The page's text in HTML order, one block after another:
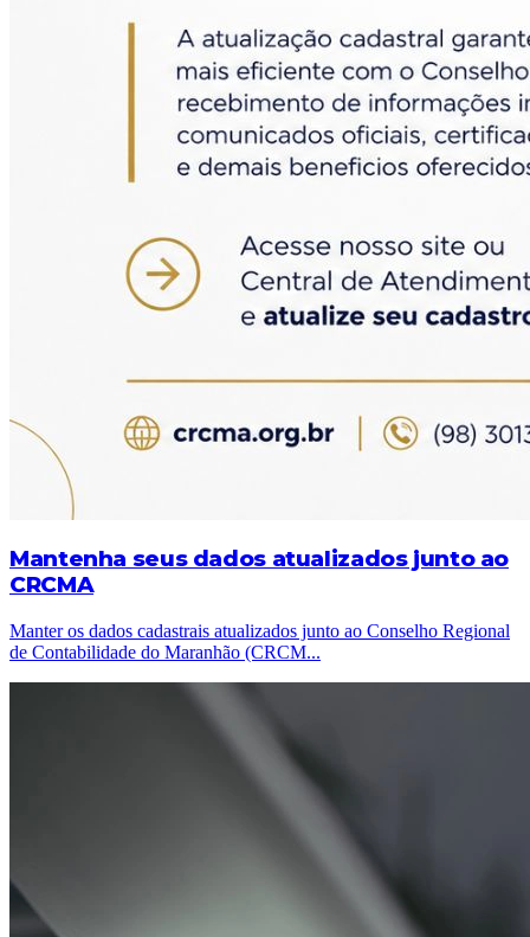
Mantenha seus dados atualizados junto ao
CRCMA
Manter os dados cadastrais atualizados junto ao Conselho Regional
de Contabilidade do Maranhão (CRCM...